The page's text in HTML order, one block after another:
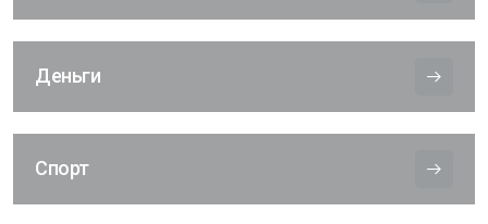
Деньги
Спорт